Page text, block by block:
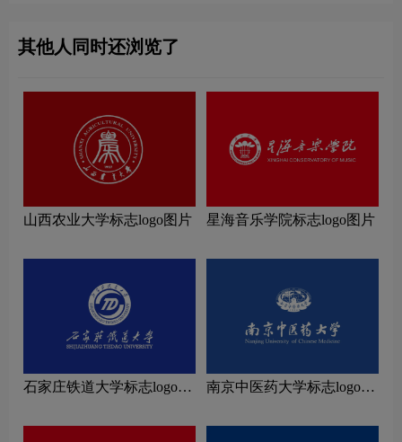
其他人同时还浏览了
山西农业大学标志logo图片 星海音乐学院标志logo图片
石家庄铁道大学标志logo图
南京中医药大学标志logo图